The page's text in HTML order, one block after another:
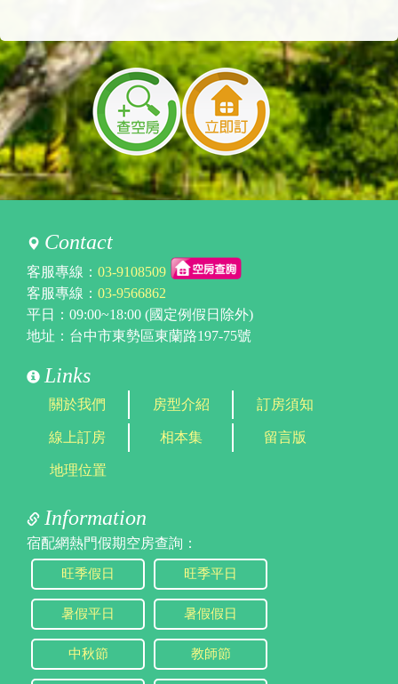
Contact
客服專線： 03-9108509
客服專線： 03-9566862
平日：09:00~18:00 (國定例假日除外)
地址：台中市東勢區東蘭路197-75號
Links
關於我們 房型介紹 訂房須知
線上訂房 相本集 留言版
地理位置
Information
宿配網熱門假期空房查詢：
旺季假日 旺季平日
暑假平日 暑假假日
中秋節 教師節